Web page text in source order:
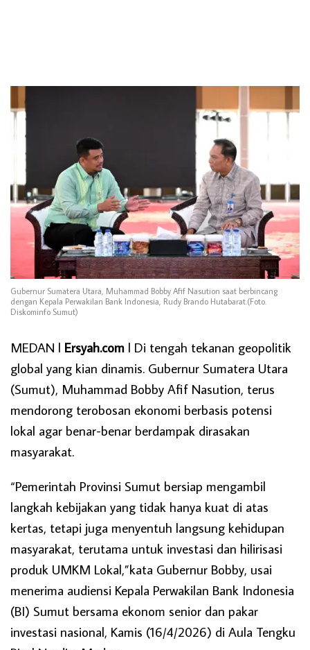
Gubernur Sumatera Utara, Muhammad Bobby Afif Nasution saat berbincang
dengan Kepala Perwakilan Bank Indonesia, Rudy Brando Hutabarat.(Foto.
Diskominfo Sumut)
MEDAN l Ersyah.com l Di tengah tekanan geopolitik
global yang kian dinamis. Gubernur Sumatera Utara
(Sumut), Muhammad Bobby Afif Nasution, terus
mendorong terobosan ekonomi berbasis potensi
lokal agar benar-benar berdampak dirasakan
masyarakat.
“Pemerintah Provinsi Sumut bersiap mengambil
langkah kebijakan yang tidak hanya kuat di atas
kertas, tetapi juga menyentuh langsung kehidupan
masyarakat, terutama untuk investasi dan hilirisasi
produk UMKM Lokal,”kata Gubernur Bobby, usai
menerima audiensi Kepala Perwakilan Bank Indonesia
(BI) Sumut bersama ekonom senior dan pakar
investasi nasional, Kamis (16/4/2026) di Aula Tengku